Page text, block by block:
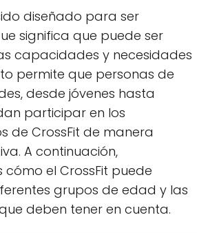
diseñado para ser
significa que puede ser
capacidades y necesidades
permite que personas de
desde jóvenes hasta
participar en los
de CrossFit de manera
A continuación,
cómo el CrossFit puede
grupos de edad y las
deben tener en cuenta.